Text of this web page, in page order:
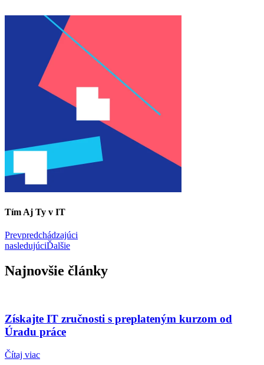
Tím Aj Ty v IT
Prevpredchádzajúci
nasledujúciĎalšie
Najnovšie články
Získajte IT zručnosti s preplateným kurzom od
Úradu práce
Čítaj viac